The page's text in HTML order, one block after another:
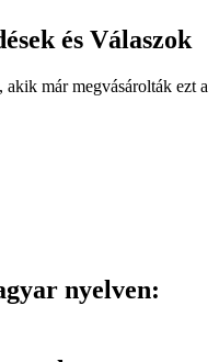
és Válaszok
már megvásárolták ezt a
nyelven: